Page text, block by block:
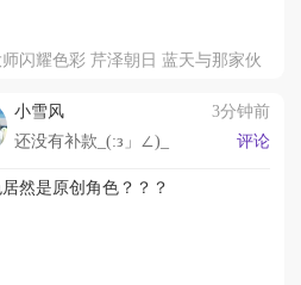
闪耀色彩 芹泽朝日 蓝天与那家伙
小雪风
3分钟前
还没有补款_(:з」∠)_
评论
然是原创角色？？？